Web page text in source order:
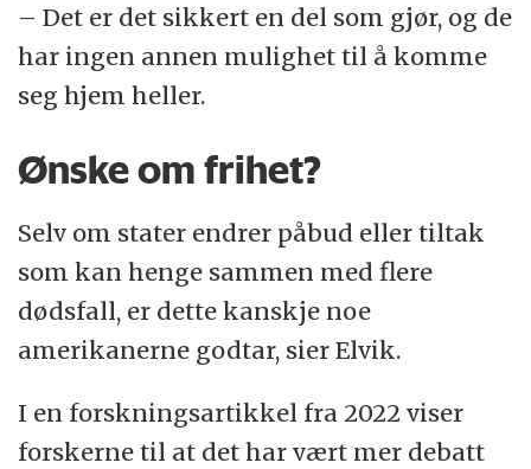
– Det er det sikkert en del som gjør, og de
har ingen annen mulighet til å komme
seg hjem heller.
Ønske om frihet?
Selv om stater endrer påbud eller tiltak
som kan henge sammen med flere
dødsfall, er dette kanskje noe
amerikanerne godtar, sier Elvik.
I en forskningsartikkel fra 2022 viser
forskerne til at det har vært mer debatt